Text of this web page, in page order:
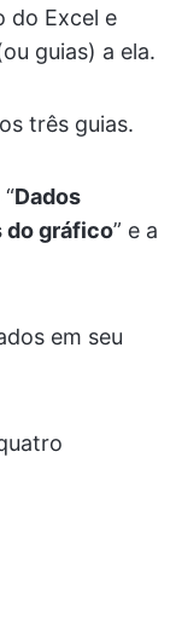
do Excel e
guias) a ela.
três guias.
Dados
do gráfico” e a
em seu